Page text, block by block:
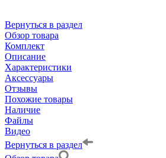
Вернуться в раздел
Обзор товара
Комплект
Описание
Характеристики
Аксессуары
Отзывы
Похожие товары
Наличие
Файлы
Видео
Вернуться в раздел